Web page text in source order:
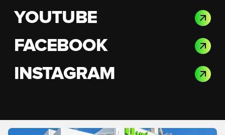
YOUTUBE
FACEBOOK
INSTAGRAM